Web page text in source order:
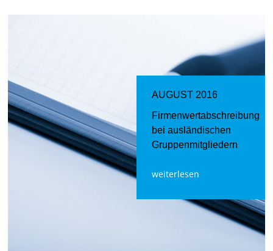
AUGUST 2016
Firmenwertabschreibung
bei ausländischen
Gruppenmitgliedern
weiterlesen